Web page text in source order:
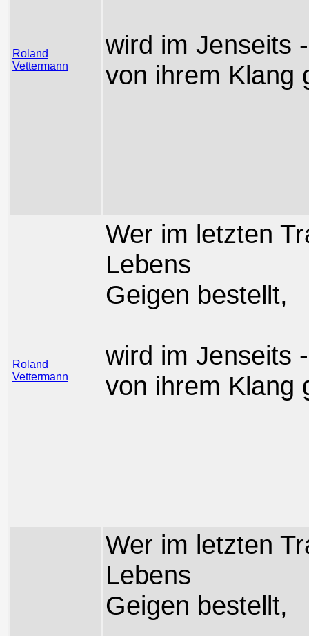
Roland
Vettermann
wird im Jenseits
von ihrem Klang
Roland
Vettermann
Wer im letzten
Lebens
Geigen bestellt,
wird im Jenseits
von ihrem Klang
Wer im letzten
Lebens
Geigen bestellt,